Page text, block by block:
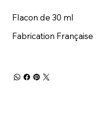
Flacon de 30 ml
Fabrication Française